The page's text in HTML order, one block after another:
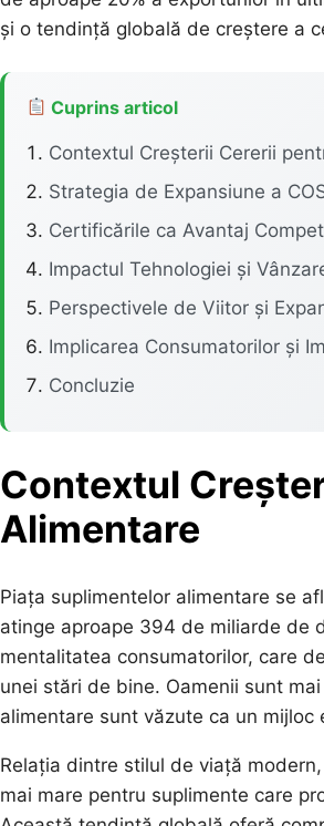
și o tendință globală de creștere a
Cuprins articol
Contextul Creșterii Cererii
Strategia de Expansiune a
Certificările ca Avantaj
Impactul Tehnologiei și
Perspectivele de Viitor și
Implicarea Consumatorilor și
Concluzie
Contextul
Alimentare
Piața suplimentelor alimentare se
atinge aproape 394 de miliarde de
mentalitatea consumatorilor, care
unei stări de bine. Oamenii sunt
alimentare sunt văzute ca un
Relația dintre stilul de viață
mai mare pentru suplimente care